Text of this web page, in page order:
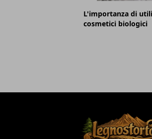
L'importanza di
cosmetici biologici